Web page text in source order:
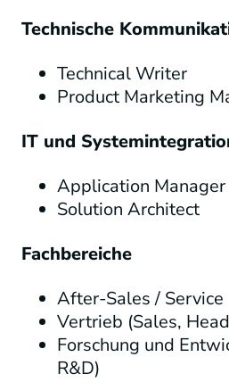
Technische
Technical Writer
Product Marketing
IT und
Application Manager
Solution Architect
Fachbereiche
After-Sales / Service
Vertrieb (Sales,
Forschung und
R&D)